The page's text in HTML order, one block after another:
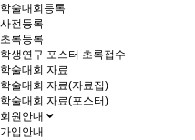
학술대회등록
사전등록
초록등록
학생연구 포스터 초록접수
학술대회 자료
학술대회 자료(자료집)
학술대회 자료(포스터)
회원안내
가입안내